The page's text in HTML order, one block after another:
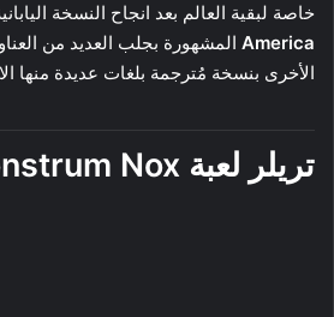
خاصة لبقية العالم بعد انجاح النسخة
America المشهورة بجلب العديد من
الأخرى بنسخة مُترجمة بلغات عديدة منها
تريلر لعبة Nox